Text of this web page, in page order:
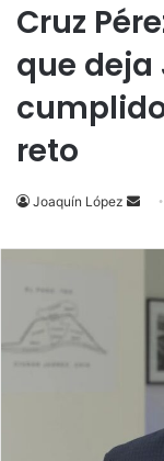
Cruz
que deja
reto
Joaquín López